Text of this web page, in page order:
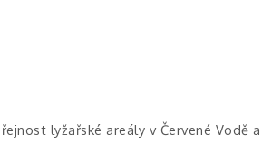
lyžařské areály v Červené Vodě